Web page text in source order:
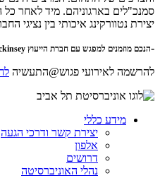
סמנכ"לים בארגוניהם. מיד לאחר
יצירת נטוורקינג איכותי בין נציגי
-הנכם מוזמנים למפגש עם חברת הייעוץ
להרשמה לאירועי פגוש@התעשיה
מידע כללי
יצירת קשר ודרכי הגעה
אלפון
דרושים
נהלי האוניברסיטה